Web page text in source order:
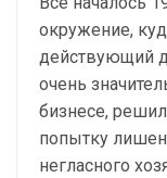
окружение,
действующий
очень
бизнесе,
попытку
негласного